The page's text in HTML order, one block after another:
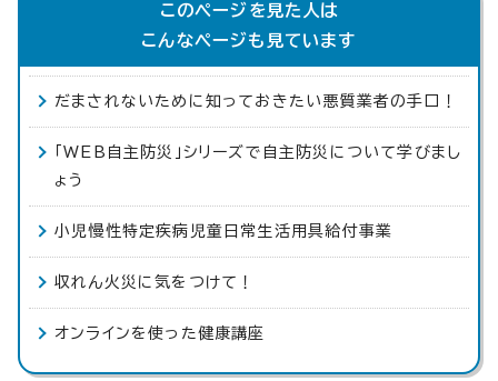
このページを見た人は
こんなページも見ています
だまされないために知っておきたい悪質業者の手口！
「WEB自主防災」シリーズで自主防災について学びまし
ょう
小児慢性特定疾病児童日常生活用具給付事業
収れん火災に気をつけて！
オンラインを使った健康講座